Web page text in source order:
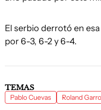
El serbio derrotó en
por 6-3, 6-2 y 6-4.
TEMAS
Pablo Cuevas Roland